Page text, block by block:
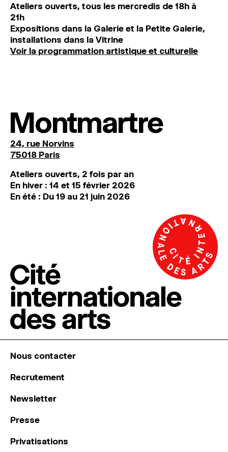
Ateliers ouverts, tous les mercredis de 18h à
21h
Expositions dans la Galerie et la Petite Galerie,
installations dans la Vitrine
Voir la programmation artistique et culturelle
Montmartre
24, rue Norvins
75018 Paris
Ateliers ouverts, 2 fois par an
En hiver : 14 et 15 février 2026
En été : Du 19 au 21 juin 2026
Nous contacter
Recrutement
Newsletter
Presse
Privatisations